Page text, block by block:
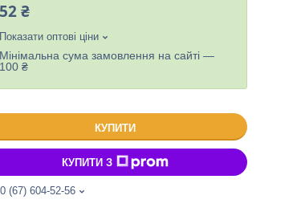
52 ₴
Показати оптові ціни
Мінімальна сума замовлення на сайті —
100 ₴
КУПИТИ
КУПИТИ З
(67) 604-52-56